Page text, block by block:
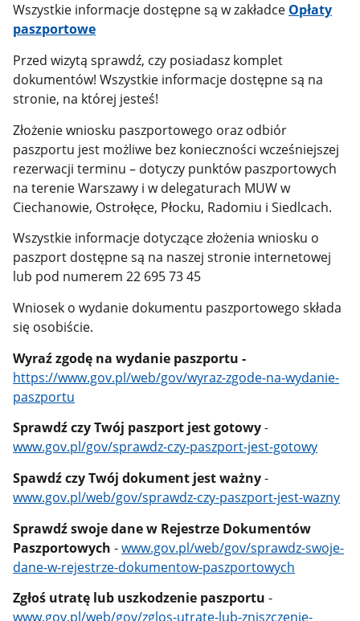
Wszystkie informacje dostępne są w zakładce Opłaty
paszportowe
Przed wizytą sprawdź, czy posiadasz komplet
dokumentów! Wszystkie informacje dostępne są na
stronie, na której jesteś!
Złożenie wniosku paszportowego oraz odbiór
paszportu jest możliwe bez konieczności wcześniejszej
rezerwacji terminu – dotyczy punktów paszportowych
na terenie Warszawy i w delegaturach MUW w
Ciechanowie, Ostrołęce, Płocku, Radomiu i Siedlcach.
Wszystkie informacje dotyczące złożenia wniosku o
paszport dostępne są na naszej stronie internetowej
lub pod numerem 22 695 73 45
Wniosek o wydanie dokumentu paszportowego składa
się osobiście.
Wyraź zgodę na wydanie paszportu -
https://www.gov.pl/web/gov/wyraz-zgode-na-wydanie-
paszportu
Sprawdź czy Twój paszport jest gotowy -
www.gov.pl/gov/sprawdz-czy-paszport-jest-gotowy
Spawdź czy Twój dokument jest ważny-
www.gov.pl/web/gov/sprawdz-czy-paszport-jest-wazny
Sprawdź swoje dane w Rejestrze Dokumentów
Paszportowych -www.gov.pl/web/gov/sprawdz-swoje-
dane-w-rejestrze-dokumentow-paszportowych
Zgłoś utratę lub uszkodzenie paszportu -
www.gov.pl/web/gov/zglos-utrate-lub-zniszczenie-